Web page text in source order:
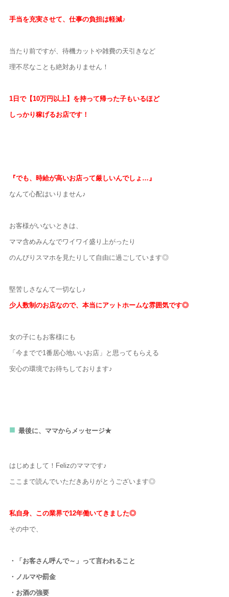
手当を充実させて、仕事の負担は軽減♪
当たり前ですが、待機カットや雑費の天引きなど
理不尽なことも絶対ありません！
1日で【10万円以上】を持って帰った子もいるほど
しっかり稼げるお店です！
『でも、時給が高いお店って厳しいんでしょ…』
なんて心配はいりません♪
お客様がいないときは、
ママ含めみんなでワイワイ盛り上がったり
のんびりスマホを見たりして自由に過ごしています◎
堅苦しさなんて一切なし♪
少人数制のお店なので、本当にアットホームな雰囲気です◎
女の子にもお客様にも
「今までで1番居心地いいお店」と思ってもらえる
安心の環境でお待ちしております♪
最後に、ママからメッセージ★
はじめまして！Felizのママです♪
ここまで読んでいただきありがとうございます◎
私自身、この業界で12年働いてきました◎
その中で、
・「お客さん呼んで～」って言われること
・ノルマや罰金
・お酒の強要